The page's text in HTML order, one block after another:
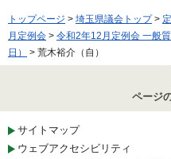
トップページ > 埼玉県議会トップ>
月定例会 > 令和2年12月定例会 一般
日）
> 荒木裕介（自）
ページ
サイトマップ
ウェブアクセシビリティ